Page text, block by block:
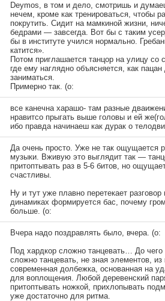
Deymos, в том и дело, смотришь и
нечем, кроме как тренироваться, чтобы
покрутить. Сидит на мамкиной жизни,
бедрами — завсегда. Вот бы с таким
бы в институте учился нормально.
катится».
Потом приглашается танцор на улицу
где ему наглядно объясняется, как
заниматься.
Примерно так. (о:
все канечна харашо- там разные
нравитсо прыгать выше головы и ей
ибо правда начинаеш как дурак о
Да очень просто. Уже не так ощущается
музыки. Вживую это выглядит так —
притоптывать раз в 5-6 битов, но
счастливы.
Ну и тут уже плавно перетекает
динамиках формируется бас, почему
больше. (о:
Вчера надо поздравлять было, вчера. (о:
Под хардкор сложно танцевать… До
сложно танцевать, не зная элементов,
современная долбежка, основанная на
для воплощения. Любой деревенский
притоптывать ножкой, прихлопывать
уже достаточно для ритма.